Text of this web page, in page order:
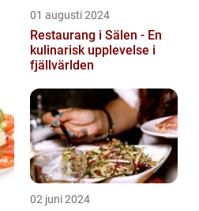
01 augusti 2024
Restaurang i Sälen - En
kulinarisk upplevelse i
fjällvärlden
02 juni 2024